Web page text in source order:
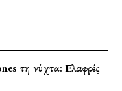
τη νύχτα: Ελαφρές